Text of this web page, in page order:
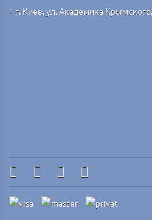
г. Киев, ул. Академика